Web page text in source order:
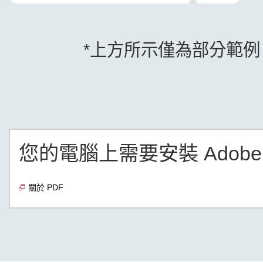
*上方所示僅為部分範
您的電腦上需要安裝
關於 PDF